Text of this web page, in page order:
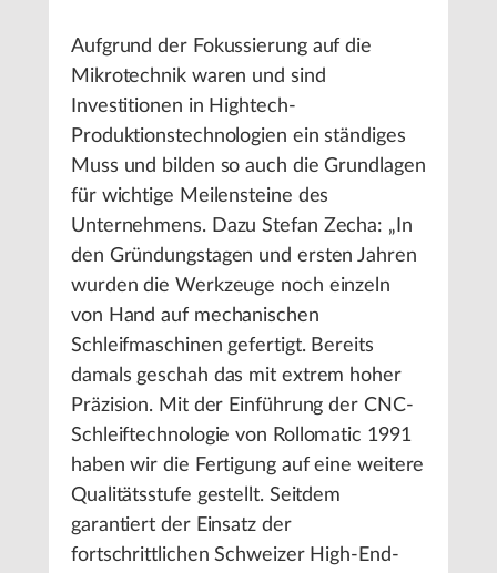
Aufgrund der Fokussierung auf die
Mikrotechnik waren und sind
Investitionen in Hightech-
Produktionstechnologien ein ständiges
Muss und bilden so auch die Grundlagen
für wichtige Meilensteine des
Unternehmens. Dazu Stefan Zecha: „In
den Gründungstagen und ersten Jahren
wurden die Werkzeuge noch einzeln
von Hand auf mechanischen
Schleifmaschinen gefertigt. Bereits
damals geschah das mit extrem hoher
Präzision. Mit der Einführung der CNC-
Schleiftechnologie von Rollomatic 1991
haben wir die Fertigung auf eine weitere
Qualitätsstufe gestellt. Seitdem
garantiert der Einsatz der
fortschrittlichen Schweizer High-End-